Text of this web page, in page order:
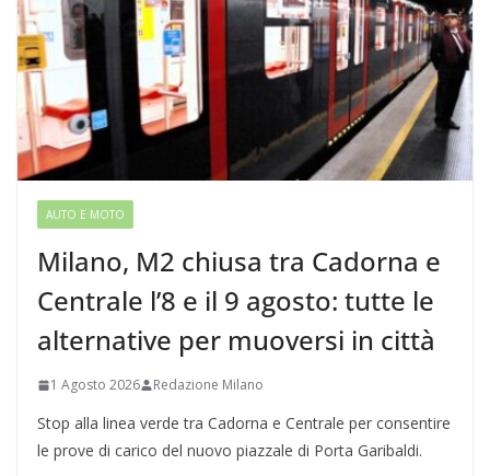
AUTO E MOTO
Milano, M2 chiusa tra Cadorna e
Centrale l’8 e il 9 agosto: tutte le
alternative per muoversi in città
1 Agosto 2026 Redazione Milano
Stop alla linea verde tra Cadorna e Centrale per consentire
le prove di carico del nuovo piazzale di Porta Garibaldi.